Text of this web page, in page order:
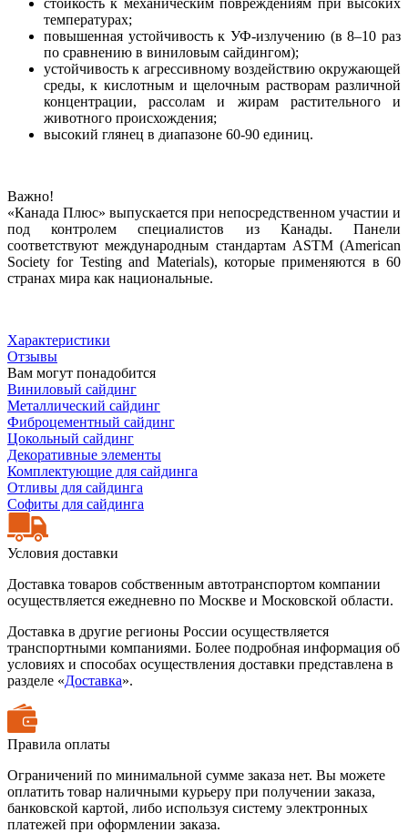
температурах;
повышенная устойчивость к УФ-излучению (в 8–10 раз
по сравнению в виниловым сайдингом);
устойчивость к агрессивному воздействию окружающей
среды, к кислотным и щелочным растворам различной
концентрации, рассолам и жирам растительного и
животного происхождения;
высокий глянец в диапазоне 60-90 единиц.
Важно!
«Канада Плюс» выпускается при непосредственном участии и
под контролем специалистов из Канады. Панели
соответствуют международным стандартам ASTM (American
Society for Testing and Materials), которые применяются в 60
странах мира как национальные.
Характеристики
Отзывы
Вам могут понадобится
Виниловый сайдинг
Металлический сайдинг
Фиброцементный сайдинг
Цокольный сайдинг
Декоративные элементы
Комплектующие для сайдинга
Отливы для сайдинга
Софиты для сайдинга
Условия доставки
Доставка товаров собственным автотранспортом компании
осуществляется ежедневно по Москве и Московской области.
Доставка в другие регионы России осуществляется
транспортными компаниями. Более подробная информация об
условиях и способах осуществления доставки представлена в
разделе «Доставка».
Правила оплаты
Ограничений по минимальной сумме заказа нет. Вы можете
оплатить товар наличными курьеру при получении заказа,
банковской картой, либо используя систему электронных
платежей при оформлении заказа.